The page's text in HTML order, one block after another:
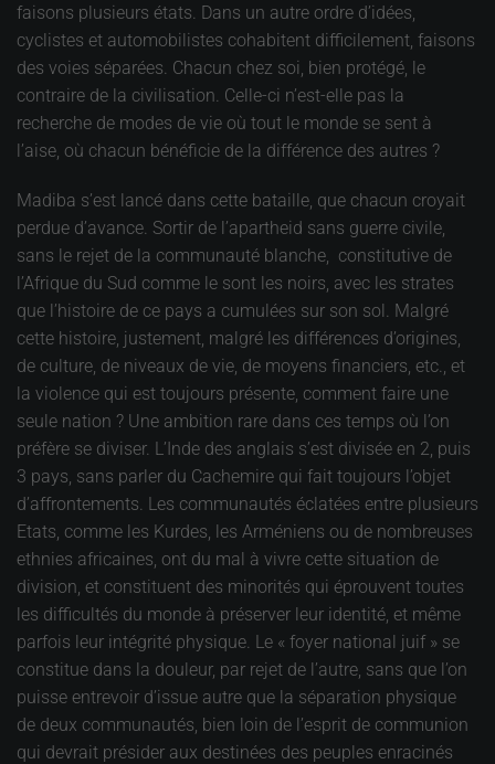
faisons plusieurs états. Dans un autre ordre d’idées,
cyclistes et automobilistes cohabitent difficilement, faisons
des voies séparées. Chacun chez soi, bien protégé, le
contraire de la civilisation. Celle-ci n’est-elle pas la
recherche de modes de vie où tout le monde se sent à
l’aise, où chacun bénéficie de la différence des autres ?
Madiba s’est lancé dans cette bataille, que chacun croyait
perdue d’avance. Sortir de l’apartheid sans guerre civile,
sans le rejet de la communauté blanche, constitutive de
l’Afrique du Sud comme le sont les noirs, avec les strates
que l’histoire de ce pays a cumulées sur son sol. Malgré
cette histoire, justement, malgré les différences d’origines,
de culture, de niveaux de vie, de moyens financiers, etc., et
la violence qui est toujours présente, comment faire une
seule nation ? Une ambition rare dans ces temps où l’on
préfère se diviser. L’Inde des anglais s’est divisée en 2, puis
3 pays, sans parler du Cachemire qui fait toujours l’objet
d’affrontements. Les communautés éclatées entre plusieurs
Etats, comme les Kurdes, les Arméniens ou de nombreuses
ethnies africaines, ont du mal à vivre cette situation de
division, et constituent des minorités qui éprouvent toutes
les difficultés du monde à préserver leur identité, et même
parfois leur intégrité physique. Le « foyer national juif » se
constitue dans la douleur, par rejet de l’autre, sans que l’on
puisse entrevoir d’issue autre que la séparation physique
de deux communautés, bien loin de l’esprit de communion
qui devrait présider aux destinées des peuples enracinés